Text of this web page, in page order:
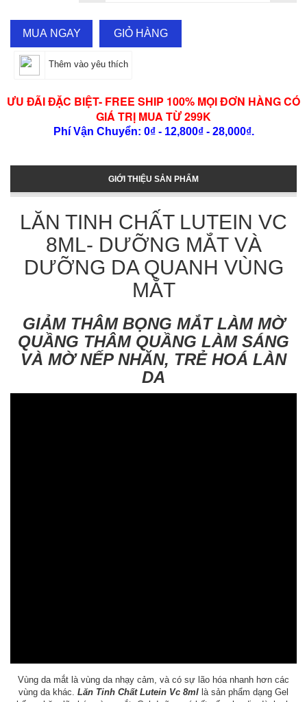
MUA NGAY GIỎ HÀNG
Thêm vào yêu thích
ƯU ĐÃI ĐẶC BIỆT- FREE SHIP 100% MỌI ĐƠN HÀNG CÓ
GIÁ TRỊ MUA TỪ 299K
Phí Vận Chuyển: 0₫ - 12,800₫ - 28,000₫.
GIỚI THIỆU SẢN PHẨM
LĂN TINH CHẤT LUTEIN VC
8ML- DƯỠNG MẮT VÀ
DƯỠNG DA QUANH VÙNG
MẮT
GIẢM THÂM BỌNG MẮT LÀM MỜ
QUẦNG THÂM QUẦNG LÀM SÁNG
VÀ MỜ NẾP NHĂN, TRẺ HOÁ LÀN
DA
Vùng da mắt là vùng da nhạy cảm, và có sự lão hóa nhanh hơn các
vùng da khác. Lăn Tinh Chất Lutein Vc 8ml là sản phẩm dạng Gel